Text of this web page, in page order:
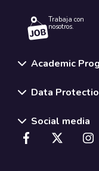
Trabaja con
nosotros.
Academic
Data
Social media